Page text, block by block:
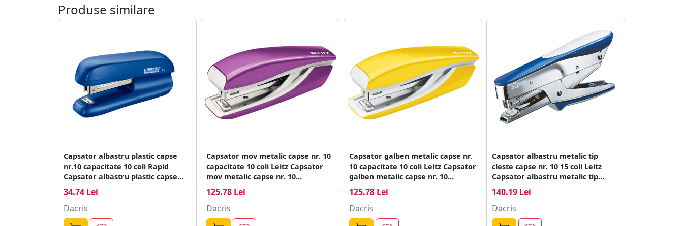
Produse similare
Capsator albastru plastic capse
nr.10 capacitate 10 coli Rapid
Capsator albastru plastic capse
34.74 Lei
Dacris
Capsator mov metalic capse nr. 10
capacitate 10 coli Leitz Capsator
mov metalic capse nr. 10
125.78 Lei
Dacris
Capsator galben metalic capse nr.
10 capacitate 10 coli Leitz Capsator
galben metalic capse nr. 10
125.78 Lei
Dacris
Capsator albastru metalic tip
cleste capse nr. 10 15 coli Leitz
Capsator albastru metalic tip
140.19 Lei
Dacris